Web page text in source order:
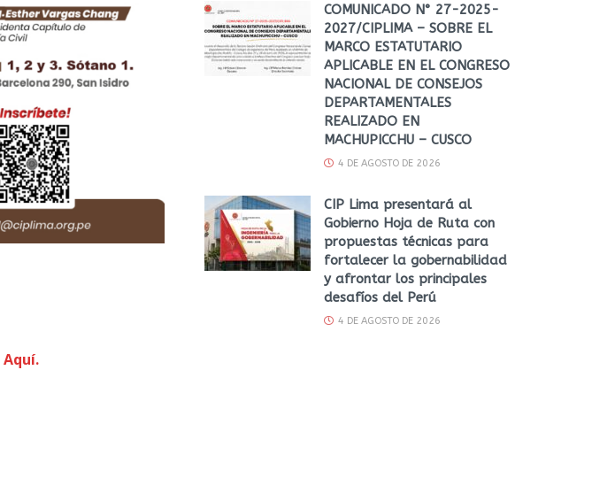
Aquí.
COMUNICADO N° 27-2025-
2027/CIPLIMA – SOBRE EL
MARCO ESTATUTARIO
APLICABLE EN EL CONGRESO
NACIONAL DE CONSEJOS
DEPARTAMENTALES
REALIZADO EN
MACHUPICCHU – CUSCO
4 DE AGOSTO DE 2026
CIP Lima presentará al
Gobierno Hoja de Ruta con
propuestas técnicas para
fortalecer la gobernabilidad
y afrontar los principales
desafíos del Perú
4 DE AGOSTO DE 2026